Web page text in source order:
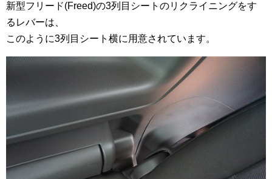
新型フリード(Freed)の3列目シートのリクライニングをす
るレバーは、
このように3列目シート横に用意されています。